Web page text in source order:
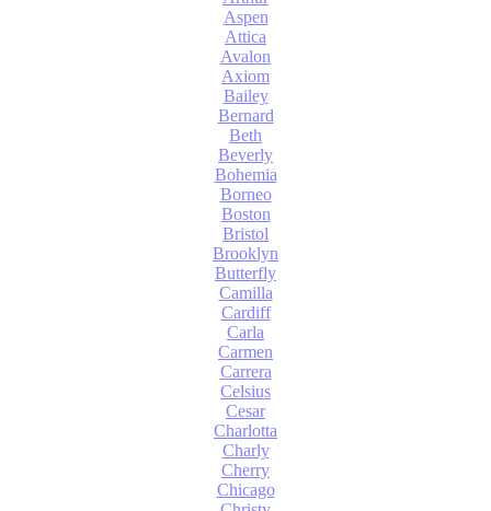
Aspen
Attica
Avalon
Axiom
Bailey
Bernard
Beth
Beverly
Bohemia
Borneo
Boston
Bristol
Brooklyn
Butterfly
Camilla
Cardiff
Carla
Carmen
Carrera
Celsius
Cesar
Charlotta
Charly
Cherry
Chicago